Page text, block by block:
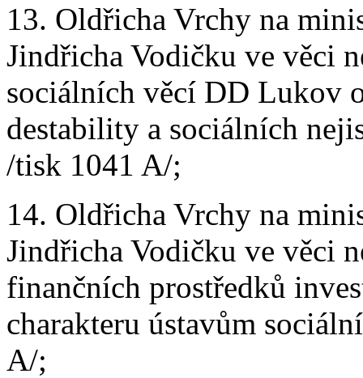
13. Oldřicha Vrchy na
Jindřicha Vodičku ve věci
sociálních věcí DD Lukov
destability a sociálních
/tisk 1041 A/;
14. Oldřicha Vrchy na
Jindřicha Vodičku ve věci
finančních prostředků
charakteru ústavům
A/;